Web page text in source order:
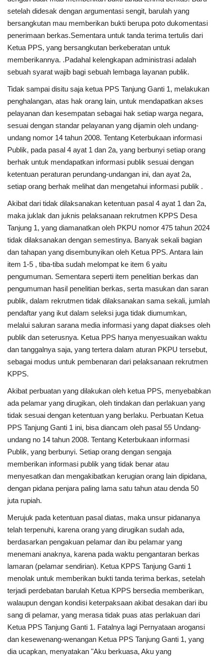
setelah didesak dengan argumentasi sengit, barulah yang
bersangkutan mau memberikan bukti berupa poto dukomentasi
penerimaan berkas.Sementara untuk tanda terima tertulis dari
Ketua PPS, yang bersangkutan berkeberatan untuk
memberikannya. .Padahal kelengkapan administrasi adalah
sebuah syarat wajib bagi sebuah lembaga layanan publik.
Tidak sampai disitu saja ketua PPS Tanjung Ganti 1, melakukan
penghalangan, atas hak orang lain, untuk mendapatkan akses
pelayanan dan kesempatan sebagai hak setiap warga negara,
sesuai dengan standar pelayanan yang dijamin oleh undang-
undang nomor 14 tahun 2008. Tentang Keterbukaan informasi
Publik, pada pasal 4 ayat 1 dan 2a, yang berbunyi setiap orang
berhak untuk mendapatkan informasi publik sesuai dengan
ketentuan peraturan perundang-undangan ini, dan ayat 2a,
setiap orang berhak melihat dan mengetahui informasi publik .
Akibat dari tidak dilaksanakan ketentuan pasal 4 ayat 1 dan 2a,
maka juklak dan juknis pelaksanaan rekrutmen KPPS Desa
Tanjung 1, yang diamanatkan oleh PKPU nomor 475 tahun 2024
tidak dilaksanakan dengan semestinya. Banyak sekali bagian
dan tahapan yang disembunyikan oleh Ketua PPS. Antara lain
item 1-5 , tiba-tiba sudah melompat ke item 6 yaitu
pengumuman. Sementara seperti item penelitian berkas dan
pengumuman hasil penelitian berkas, serta masukan dan saran
publik, dalam rekrutmen tidak dilaksanakan sama sekali, jumlah
pendaftar yang ikut dalam seleksi juga tidak diumumkan,
melalui saluran sarana media informasi yang dapat diakses oleh
publik dan seterusnya. Ketua PPS hanya menyesuaikan waktu
dan tanggalnya saja, yang tertera dalam aturan PKPU tersebut,
sebagai modus untuk pembenaran dari pelaksanaan rekrutmen
KPPS.
Akibat perbuatan yang dilakukan oleh ketua PPS, menyebabkan
ada pelamar yang dirugikan, oleh tindakan dan perlakuan yang
tidak sesuai dengan ketentuan yang berlaku. Perbuatan Ketua
PPS Tanjung Ganti 1 ini, bisa diancam oleh pasal 55 Undang-
undang no 14 tahun 2008. Tentang Keterbukaan informasi
Publik, yang berbunyi. Setiap orang dengan sengaja
memberikan informasi publik yang tidak benar atau
menyesatkan dan mengakibatkan kerugian orang lain dipidana,
dengan pidana penjara paling lama satu tahun atau denda 50
juta rupiah.
Merujuk pada ketentuan pasal diatas, maka unsur pidananya
telah terpenuhi, karena orang yang dirugikan sudah ada,
berdasarkan pengakuan pelamar dan ibu pelamar yang
menemani anaknya, karena pada waktu pengantaran berkas
lamaran (pelamar sendirian). Ketua KPPS Tanjung Ganti 1
menolak untuk memberikan bukti tanda terima berkas, setelah
terjadi perdebatan barulah Ketua KPPS bersedia memberikan,
walaupun dengan kondisi keterpaksaan akibat desakan dari ibu
sang di pelamar, yang merasa tidak puas atas perlakuan dari
Ketua PPS Tanjung Ganti 1. Fatalnya lagi Pernyataan arogansi
dan kesewenang-wenangan Ketua PPS Tanjung Ganti 1, yang
dia ucapkan, menyatakan "Aku berkuasa, Aku yang